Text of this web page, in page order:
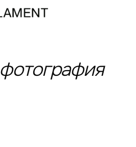
фотография